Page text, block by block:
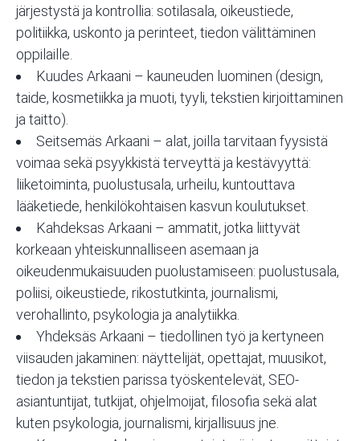
järjestystä ja kontrollia: sotilasala, oikeustiede,
politiikka, uskonto ja perinteet, tiedon välittäminen
oppilaille.
Kuudes Arkaani – kauneuden luominen (design,
taide, kosmetiikka ja muoti, tyyli, tekstien kirjoittaminen
ja taitto).
Seitsemäs Arkaani – alat, joilla tarvitaan fyysistä
voimaa sekä psyykkistä terveyttä ja kestävyyttä:
liiketoiminta, puolustusala, urheilu, kuntouttava
lääketiede, henkilökohtaisen kasvun koulutukset.
Kahdeksas Arkaani – ammatit, jotka liittyvät
korkeaan yhteiskunnalliseen asemaan ja
oikeudenmukaisuuden puolustamiseen: puolustusala,
poliisi, oikeustiede, rikostutkinta, journalismi,
verohallinto, psykologia ja analytiikka.
Yhdeksäs Arkaani – tiedollinen työ ja kertyneen
viisauden jakaminen: näyttelijät, opettajat, muusikot,
tiedon ja tekstien parissa työskentelevät, SEO-
asiantuntijat, tutkijat, ohjelmoijat, filosofia sekä alat
kuten psykologia, journalismi, kirjallisuus jne.